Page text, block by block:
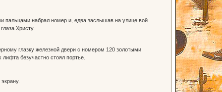
пальцами набрал номер и, едва заслышав на улице вой
Христу.
глазку железной двери с номером 120 золотыми
безучастно стоял портье.